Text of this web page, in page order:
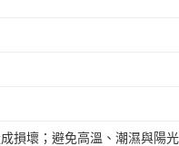
損壞；避免高溫、潮濕與陽